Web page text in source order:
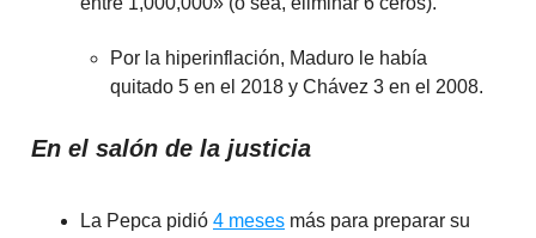
Por la hiperinflación, Maduro le había
quitado 5 en el 2018 y Chávez 3 en el 2008.
En el salón de la justicia
La Pepca pidió 4 meses más para preparar su